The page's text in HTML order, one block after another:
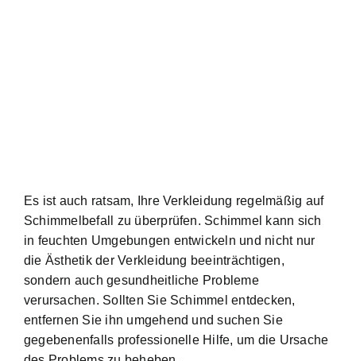
Es ist auch ratsam, Ihre Verkleidung regelmäßig auf
Schimmelbefall zu überprüfen. Schimmel kann sich
in feuchten Umgebungen entwickeln und nicht nur
die Ästhetik der Verkleidung beeinträchtigen,
sondern auch gesundheitliche Probleme
verursachen. Sollten Sie Schimmel entdecken,
entfernen Sie ihn umgehend und suchen Sie
gegebenenfalls professionelle Hilfe, um die Ursache